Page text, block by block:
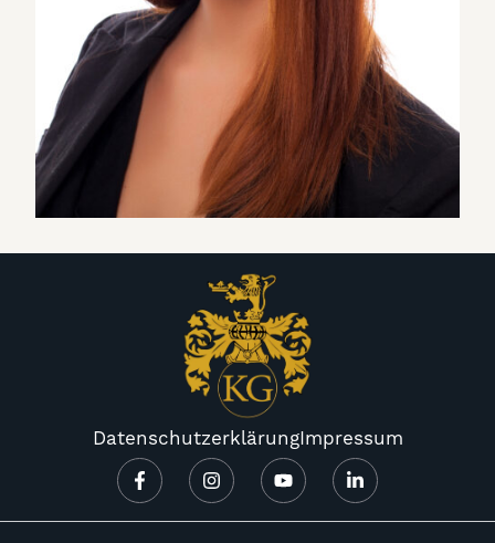
DatenschutzerklärungImpressum